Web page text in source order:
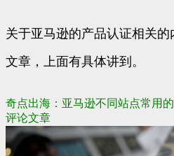
关于亚马逊的产品认证相关
文章，上面有具体讲到。
奇点出海：亚马逊不同站点常用
评论文章